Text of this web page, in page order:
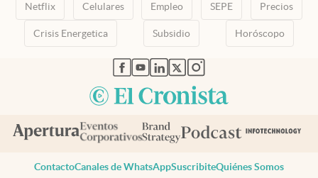
Netflix Celulares Empleo SEPE Precios
Crisis Energetica Subsidio Horóscopo
abre en nueva pestaña
abre en nueva pestaña
abre en nueva pestaña
abre en nueva pestaña
abre en nueva pestaña
ContactoCanales de WhatsAppSuscribiteQuiénes Somos